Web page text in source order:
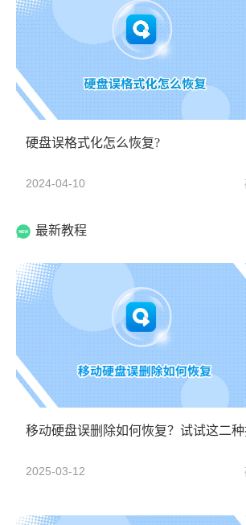
硬盘误格式化怎么恢复?
2024-04-10
最新教程
移动硬盘误删除如何恢复？试试这二种
2025-03-12